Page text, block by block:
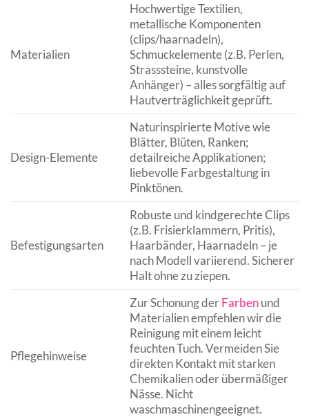
Materialien
Hochwertige Textilien,
metallische Komponenten
(clips/haarnadeln),
Schmuckelemente (z.B. Perlen,
Strasssteine, kunstvolle
Anhänger) – alles sorgfältig auf
Hautverträglichkeit geprüft.
Design-Elemente
Naturinspirierte Motive wie
Blätter, Blüten, Ranken;
detailreiche Applikationen;
liebevolle Farbgestaltung in
Pinktönen.
Befestigungsarten
Robuste und kindgerechte Clips
(z.B. Frisierklammern, Pritis),
Haarbänder, Haarnadeln – je
nach Modell variierend. Sicherer
Halt ohne zu ziepen.
Pflegehinweise
Zur Schonung derFarbenund
Materialien empfehlen wir die
Reinigung mit einem leicht
feuchten Tuch. Vermeiden Sie
direkten Kontakt mit starken
Chemikalien oder übermäßiger
Nässe. Nicht
waschmaschinengeeignet.